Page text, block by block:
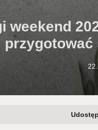
weekend
przygotować